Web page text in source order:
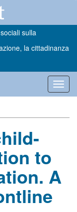
sulla
la cittadinanza
to
A